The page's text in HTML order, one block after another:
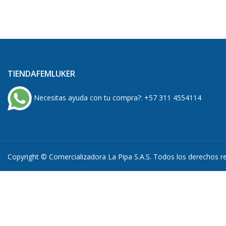
TIENDAFEMLUKER
Necesitas ayuda con tu compra?: +57 311 4554114
Copyright © Comercializadora La Pipa S.A.S. Todos los derechos